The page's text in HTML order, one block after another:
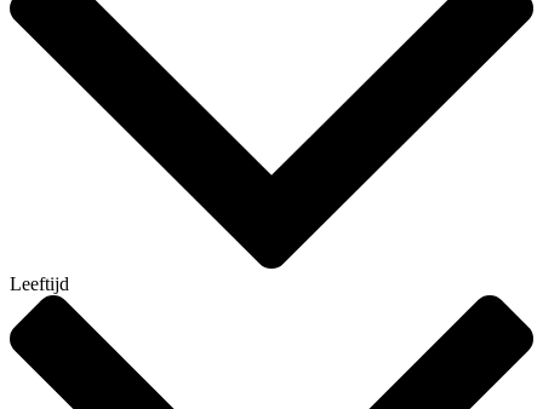
Leeftijd